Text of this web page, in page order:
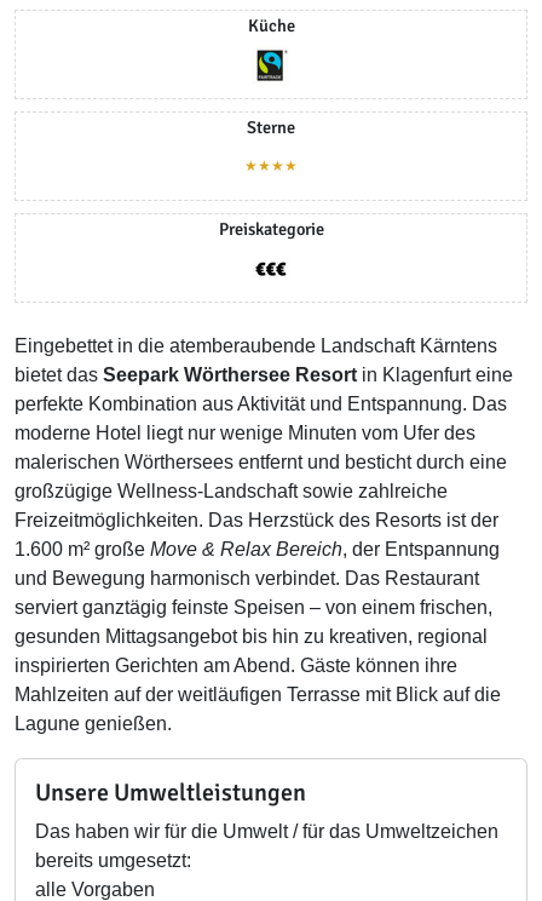
Küche
Sterne
★★★★
Preiskategorie
Eingebettet in die atemberaubende Landschaft Kärntens
bietet das Seepark Wörthersee Resort in Klagenfurt eine
perfekte Kombination aus Aktivität und Entspannung. Das
moderne Hotel liegt nur wenige Minuten vom Ufer des
malerischen Wörthersees entfernt und besticht durch eine
großzügige Wellness-Landschaft sowie zahlreiche
Freizeitmöglichkeiten. Das Herzstück des Resorts ist der
1.600 m² große Move & Relax Bereich, der Entspannung
und Bewegung harmonisch verbindet. Das Restaurant
serviert ganztägig feinste Speisen – von einem frischen,
gesunden Mittagsangebot bis hin zu kreativen, regional
inspirierten Gerichten am Abend. Gäste können ihre
Mahlzeiten auf der weitläufigen Terrasse mit Blick auf die
Lagune genießen.
Unsere Umweltleistungen
Das haben wir für die Umwelt / für das Umweltzeichen
bereits umgesetzt:
alle Vorgaben